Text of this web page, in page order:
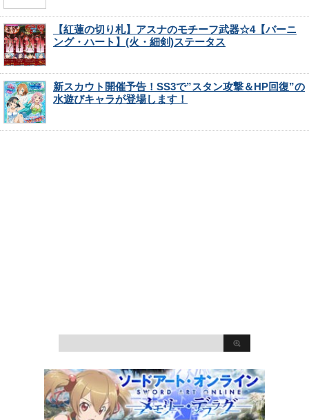
【紅蓮の切り札】アスナのモチーフ武器☆4【バーニ
ング・ハート】(火・細剣)ステータス
新スカウト開催予告！SS3で”スタン攻撃＆HP回復”の
水遊びキャラが登場します！